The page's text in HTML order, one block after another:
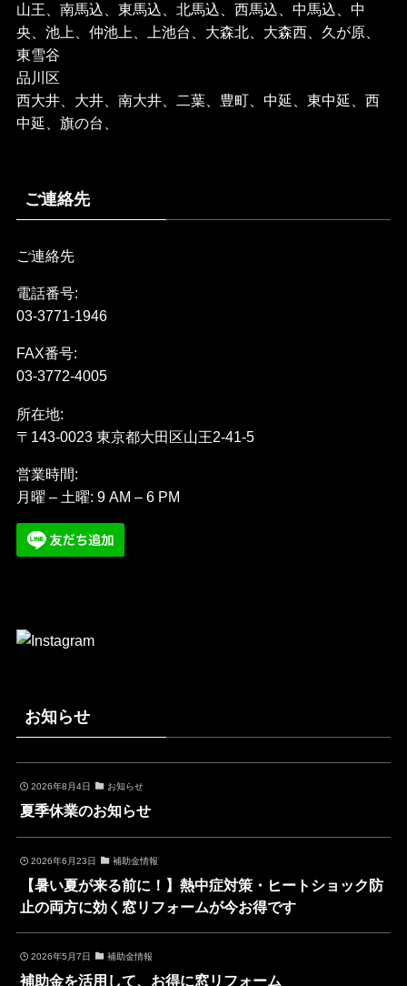
山王、南馬込、東馬込、北馬込、西馬込、中馬込、中
央、池上、仲池上、上池台、大森北、大森西、久が原、
東雪谷
品川区
西大井、大井、南大井、二葉、豊町、中延、東中延、西
中延、旗の台、
ご連絡先
ご連絡先
電話番号:
03-3771-1946
FAX番号:
03-3772-4005
所在地:
〒143-0023 東京都大田区山王2-41-5
営業時間:
月曜 – 土曜: 9 AM – 6 PM
お知らせ
2026年8月4日 お知らせ
夏季休業のお知らせ
2026年6月23日 補助金情報
【暑い夏が来る前に！】熱中症対策・ヒートショック防
止の両方に効く窓リフォームが今お得です
2026年5月7日 補助金情報
補助金を活用して、お得に窓リフォーム